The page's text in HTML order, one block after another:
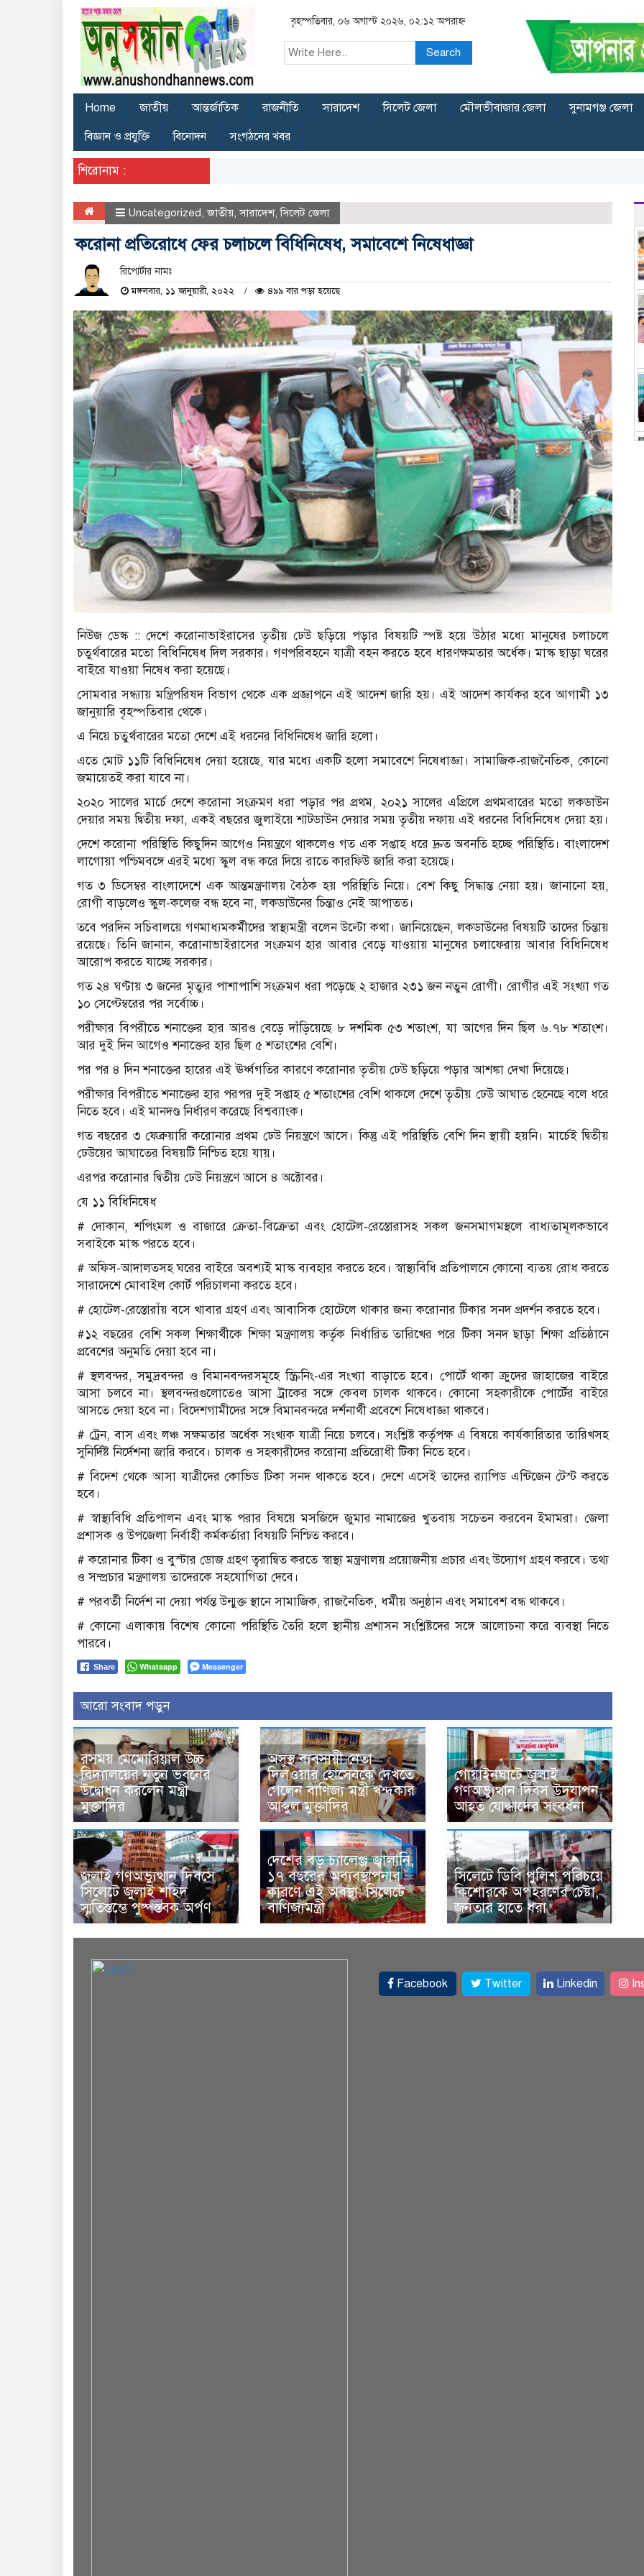
বৃহস্পতিবার, ০৬ অগাস্ট ২০২৬, ০২:১২ অপরাহ্ন
Search
Home জাতীয় আন্তর্জাতিক রাজনীতি সারাদেশ সিলেট জেলা মৌলভীবাজার জেলা সুনামগঞ্জ জেলা
বিজ্ঞান ও প্রযুক্তি
বিনোদন সংগঠনের খবর
শিরোনাম :
Uncategorized,জাতীয়,সারাদেশ,সিলেট জেলা
করোনা প্রতিরোধে ফের চলাচলে বিধিনিষেধ, সমাবেশে নিষেধাজ্ঞা
রিপোর্টার নামঃ
মঙ্গলবার, ১১ জানুয়ারী, ২০২২ ৪৯৯ বার পড়া হয়েছে
নিউজ ডেস্ক :: দেশে করোনাভাইরাসের তৃতীয় ঢেউ ছড়িয়ে পড়ার বিষয়টি স্পষ্ট হয়ে উঠার মধ্যে মানুষের চলাচলে
চতুর্থবারের মতো বিধিনিষেধ দিল সরকার। গণপরিবহনে যাত্রী বহন করতে হবে ধারণক্ষমতার অর্ধেক। মাস্ক ছাড়া ঘরের
বাইরে যাওয়া নিষেধ করা হয়েছে।
সোমবার সন্ধ্যায় মন্ত্রিপরিষদ বিভাগ থেকে এক প্রজ্ঞাপনে এই আদেশ জারি হয়। এই আদেশ কার্যকর হবে আগামী ১৩
জানুয়ারি বৃহস্পতিবার থেকে।
এ নিয়ে চতুর্থবারের মতো দেশে এই ধরনের বিধিনিষেধ জারি হলো।
এতে মোট ১১টি বিধিনিষেধ দেয়া হয়েছে, যার মধ্যে একটি হলো সমাবেশে নিষেধাজ্ঞা। সামাজিক-রাজনৈতিক, কোনো
জমায়েতই করা যাবে না।
২০২০ সালের মার্চে দেশে করোনা সংক্রমণ ধরা পড়ার পর প্রথম, ২০২১ সালের এপ্রিলে প্রথমবারের মতো লকডাউন
দেয়ার সময় দ্বিতীয় দফা, একই বছরের জুলাইয়ে শাটডাউন দেয়ার সময় তৃতীয় দফায় এই ধরনের বিধিনিষেধ দেয়া হয়।
দেশে করোনা পরিস্থিতি কিছুদিন আগেও নিয়ন্ত্রণে থাকলেও গত এক সপ্তাহ ধরে দ্রুত অবনতি হচ্ছে পরিস্থিতি। বাংলাদেশ
লাগোয়া পশ্চিমবঙ্গে এরই মধ্যে স্কুল বন্ধ করে দিয়ে রাতে কারফিউ জারি করা হয়েছে।
গত ৩ ডিসেম্বর বাংলাদেশে এক আন্তমন্ত্রণালয় বৈঠক হয় পরিস্থিতি নিয়ে। বেশ কিছু সিদ্ধান্ত নেয়া হয়। জানানো হয়,
রোগী বাড়লেও স্কুল-কলেজ বন্ধ হবে না, লকডাউনের চিন্তাও নেই আপাতত।
তবে পরদিন সচিবালয়ে গণমাধ্যমকর্মীদের স্বাস্থ্যমন্ত্রী বলেন উল্টো কথা। জানিয়েছেন, লকডাউনের বিষয়টি তাদের চিন্তায়
রয়েছে। তিনি জানান, করোনাভাইরাসের সংক্রমণ হার আবার বেড়ে যাওয়ায় মানুষের চলাফেরায় আবার বিধিনিষেধ
আরোপ করতে যাচ্ছে সরকার।
গত ২৪ ঘণ্টায় ৩ জনের মৃত্যুর পাশাপাশি সংক্রমণ ধরা পড়েছে ২ হাজার ২৩১ জন নতুন রোগী। রোগীর এই সংখ্যা গত
১০ সেপ্টেম্বরের পর সর্বোচ্চ।
পরীক্ষার বিপরীতে শনাক্তের হার আরও বেড়ে দাঁড়িয়েছে ৮ দশমিক ৫৩ শতাংশ, যা আগের দিন ছিল ৬.৭৮ শতাংশ।
আর দুই দিন আগেও শনাক্তের হার ছিল ৫ শতাংশের বেশি।
পর পর ৪ দিন শনাক্তের হারের এই ঊর্ধ্বগতির কারণে করোনার তৃতীয় ঢেউ ছড়িয়ে পড়ার আশঙ্কা দেখা দিয়েছে।
পরীক্ষার বিপরীতে শনাক্তের হার পরপর দুই সপ্তাহ ৫ শতাংশের বেশি থাকলে দেশে তৃতীয় ঢেউ আঘাত হেনেছে বলে ধরে
নিতে হবে। এই মানদণ্ড নির্ধারণ করেছে বিশ্বব্যাংক।
গত বছরের ৩ ফেব্রুয়ারি করোনার প্রথম ঢেউ নিয়ন্ত্রণে আসে। কিন্তু এই পরিস্থিতি বেশি দিন স্থায়ী হয়নি। মার্চেই দ্বিতীয়
ঢেউয়ের আঘাতের বিষয়টি নিশ্চিত হয়ে যায়।
এরপর করোনার দ্বিতীয় ঢেউ নিয়ন্ত্রণে আসে ৪ অক্টোবর।
যে ১১ বিধিনিষেধ
# দোকান, শপিংমল ও বাজারে ক্রেতা-বিক্রেতা এবং হোটেল-রেস্তোরাসহ সকল জনসমাগমস্থলে বাধ্যতামূলকভাবে
সবাইকে মাস্ক পরতে হবে।
# অফিস-আদালতসহ ঘরের বাইরে অবশ্যই মাস্ক ব্যবহার করতে হবে। স্বাস্থ্যবিধি প্রতিপালনে কোনো ব্যতয় রোধ করতে
সারাদেশে মোবাইল কোর্ট পরিচালনা করতে হবে।
# হোটেল-রেস্তোরাঁয় বসে খাবার গ্রহণ এবং আবাসিক হোটেলে থাকার জন্য করোনার টিকার সনদ প্রদর্শন করতে হবে।
#১২ বছরের বেশি সকল শিক্ষার্থীকে শিক্ষা মন্ত্রণালয় কর্তৃক নির্ধারিত তারিখের পরে টিকা সনদ ছাড়া শিক্ষা প্রতিষ্ঠানে
প্রবেশের অনুমতি দেয়া হবে না।
# স্থলবন্দর, সমুদ্রবন্দর ও বিমানবন্দরসমূহে স্ক্রিনিং-এর সংখ্যা বাড়াতে হবে। পোর্টে থাকা ক্রুদের জাহাজের বাইরে
আসা চলবে না। স্থলবন্দরগুলোতেও আসা ট্রাকের সঙ্গে কেবল চালক থাকবে। কোনো সহকারীকে পোর্টের বাইরে
আসতে দেয়া হবে না। বিদেশগামীদের সঙ্গে বিমানবন্দরে দর্শনার্থী প্রবেশে নিষেধাজ্ঞা থাকবে।
# ট্রেন, বাস এবং লঞ্চ সক্ষমতার অর্ধেক সংখ্যক যাত্রী নিয়ে চলবে। সংশ্লিষ্ট কর্তৃপক্ষ এ বিষয়ে কার্যকারিতার তারিখসহ
সুনির্দিষ্ট নির্দেশনা জারি করবে। চালক ও সহকারীদের করোনা প্রতিরোধী টিকা নিতে হবে।
# বিদেশ থেকে আসা যাত্রীদের কোভিড টিকা সনদ থাকতে হবে। দেশে এসেই তাদের র‌্যাপিড এন্টিজেন টেস্ট করতে
হবে।
# স্বাস্থ্যবিধি প্রতিপালন এবং মাস্ক পরার বিষয়ে মসজিদে জুমার নামাজের খুতবায় সচেতন করবেন ইমামরা। জেলা
প্রশাসক ও উপজেলা নির্বাহী কর্মকর্তারা বিষয়টি নিশ্চিত করবে।
# করোনার টিকা ও বুস্টার ডোজ গ্রহণ ত্বরান্বিত করতে স্বাস্থ্য মন্ত্রণালয় প্রয়োজনীয় প্রচার এবং উদ্যোগ গ্রহণ করবে। তথ্য
ও সম্প্রচার মন্ত্রণালয় তাদেরকে সহযোগিতা দেবে।
# পরবর্তী নির্দেশ না দেয়া পর্যন্ত উন্মুক্ত স্থানে সামাজিক, রাজনৈতিক, ধর্মীয় অনুষ্ঠান এবং সমাবেশ বন্ধ থাকবে।
# কোনো এলাকায় বিশেষ কোনো পরিস্থিতি তৈরি হলে স্থানীয় প্রশাসন সংশ্লিষ্টদের সঙ্গে আলোচনা করে ব্যবস্থা নিতে
পারবে।
Share Whatsapp Messenger
আরো সংবাদ পড়ুন
রসময় মেমোরিয়াল উচ্চ
বিদ্যালয়ের নতুন ভবনের
উদ্বোধন করলেন মন্ত্রী
মুক্তাদির
অসুস্থ ব্যবসায়ী নেতা
দিলওয়ার হোসেনকে দেখতে
গেলেন বাণিজ্য মন্ত্রী খন্দকার
আব্দুল মুক্তাদির
গোয়াইনঘাটে জুলাই
গণঅভ্যুত্থান দিবস উদযাপন,
আহত যোদ্ধাদের সংবর্ধনা
জুলাই গণঅভ্যুত্থান দিবসে
সিলেটে জুলাই শহিদ
স্মৃতিস্তম্ভে পুষ্পস্তবক অর্পণ
দেশের বড় চ্যালেঞ্জ জ্বালানি,
১৭ বছরের অব্যবস্থাপনার
কারণে এই অবস্থা: সিলেটে
বাণিজ্যমন্ত্রী
সিলেটে ডিবি পুলিশ পরিচয়ে
কিশোরকে অপহরণের চেষ্টা,
জনতার হাতে ধরা
Facebook Twitter Linkedin